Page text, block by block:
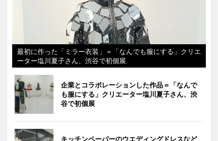
最初に作った「ミラー衣装」＝「なんでも服にする」クリエ
ーター塩川夏子さん、渋谷で初個展
企業とコラボレーションした作品＝「なんで
も服にする」クリエーター塩川夏子さん、渋
谷で初個展
キッチンペーパーのウエディングドレスなど